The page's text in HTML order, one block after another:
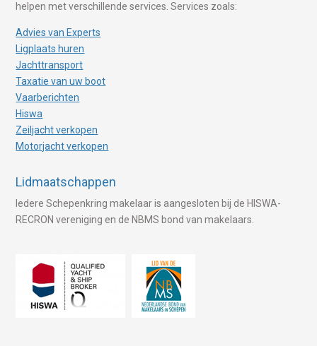
helpen met verschillende services. Services zoals:
Advies van Experts
Ligplaats huren
Jachttransport
Taxatie van uw boot
Vaarberichten
Hiswa
Zeiljacht verkopen
Motorjacht verkopen
Lidmaatschappen
Iedere Schepenkring makelaar is aangesloten bij de HISWA-
RECRON vereniging en de NBMS bond van makelaars.